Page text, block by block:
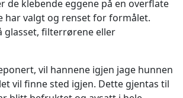
de klebende eggene på en overflate
har valgt og renset for formålet.
glasset, filterrørene eller
vil hannene igjen jage hunnen
vil finne sted igjen. Dette gjentas til